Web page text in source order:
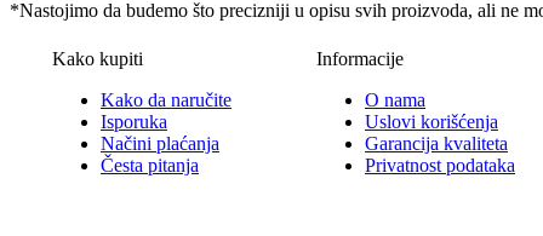
*Nastojimo da budemo što precizniji u opisu svih proizvoda, ali ne
Kako kupiti
Kako da naručite
Isporuka
Načini plaćanja
Česta pitanja
Informacije
O nama
Uslovi korišćenja
Garancija kvaliteta
Privatnost podataka